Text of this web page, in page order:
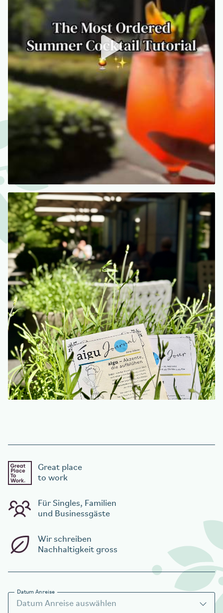
Great place
to work
Für Singles, Familien
und Businessgäste
Wir schreiben
Nachhaltigkeit gross
Datum Anreise